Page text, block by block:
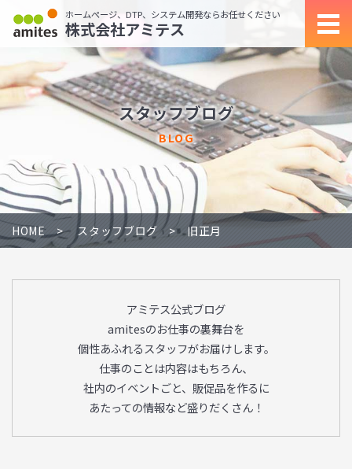
ホームページ、DTP、システム開発ならお任せください
株式会社アミテス
スタッフブログ
BLOG
HOME スタッフブログ 旧正月
アミテス公式ブログ
amitesのお仕事の裏舞台を
個性あふれるスタッフがお届けします。
仕事のことは内容はもちろん、
社内のイベントごと、販促品を作るに
あたっての情報など盛りだくさん！